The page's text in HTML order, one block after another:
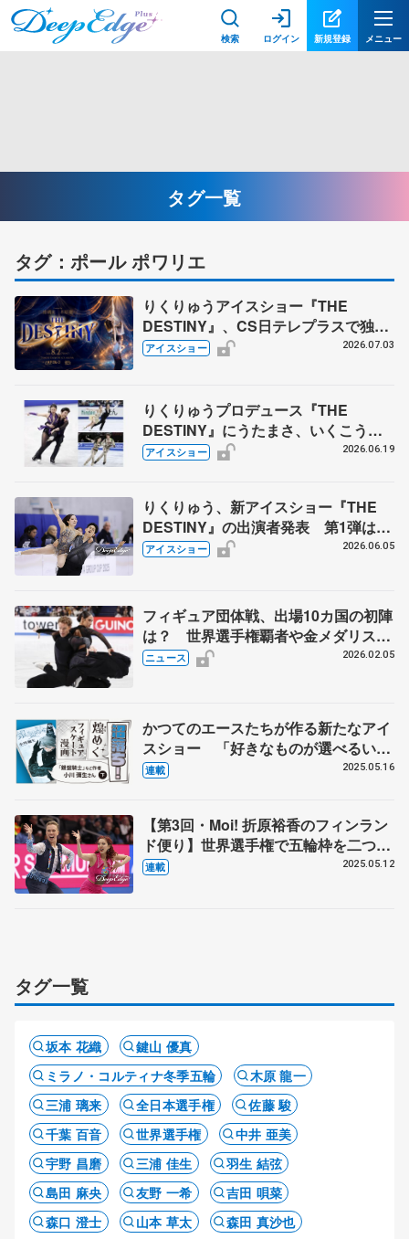
検索 ログイン 新規登録 メニュー
タグ一覧
タグ：ポール ポワリエ
りくりゅうアイスショー『THE
DESTINY』、CS日テレプラスで独占
生放送 8月2日午後1時から
アイスショー 2026.07.03
りくりゅうプロデュース『THE
DESTINY』にうたまさ、いくこう、
チームココ 第2弾出演スケーター発
アイスショー 2026.06.19
りくりゅう、新アイスショー『THE
DESTINY』の出演者発表 第1弾は海
外トップスケーターが勢ぞろい
アイスショー 2026.06.05
フィギュア団体戦、出場10カ国の初陣
は？ 世界選手権覇者や金メダリス
ト…実力者ぞろい
ニュース 2026.02.05
かつてのエースたちが作る新たなアイ
スショー 「好きなものが選べるいい
時代」、「きみはペット」の作者イン
連載 2025.05.16
【第3回・Moi! 折原裕香のフィンラン
ド便り】世界選手権で五輪枠を二つ確
保 出るにはフィンランド国籍必要
連載 2025.05.12
タグ一覧
坂本 花織
鍵山 優真
ミラノ・コルティナ冬季五輪
木原 龍一
三浦 璃来
全日本選手権
佐藤 駿
千葉 百音
世界選手権
中井 亜美
宇野 昌磨
三浦 佳生
羽生 結弦
島田 麻央
友野 一希
吉田 唄菜
森口 澄士
山本 草太
森田 真沙也